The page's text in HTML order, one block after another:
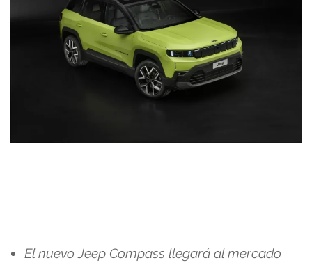
El nuevo Jeep Compass llegará al mercado